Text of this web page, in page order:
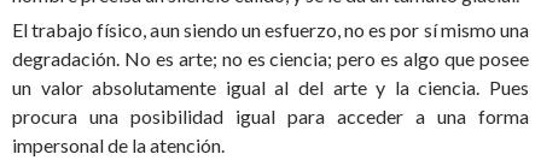
El trabajo físico, aun siendo un esfuerzo, no es por sí mismo una
degradación. No es arte; no es ciencia; pero es algo que posee
un valor absolutamente igual al del arte y la ciencia. Pues
procura una posibilidad igual para acceder a una forma
impersonal de la atención.